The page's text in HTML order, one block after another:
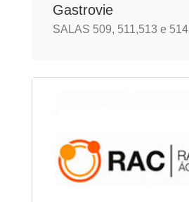
Gastrovie
SALAS 509, 511,513 e 514